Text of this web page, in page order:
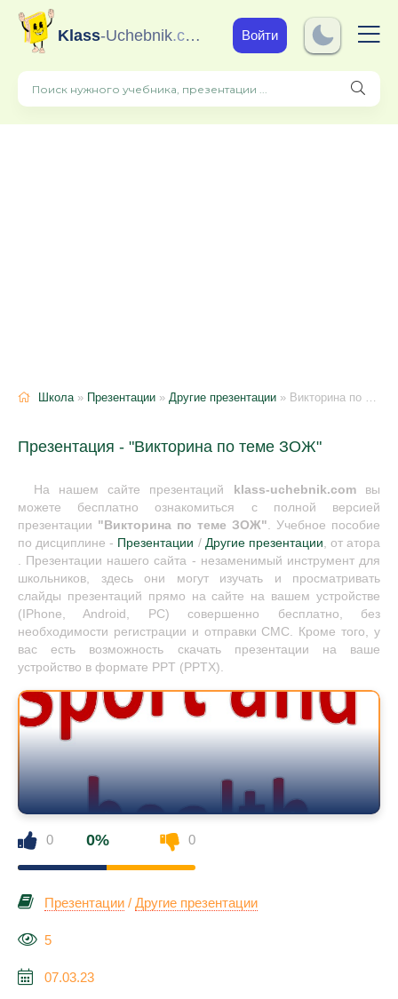
Klass-Uchebnik.com Войти
Школа» Презентации » Другие презентации » Викторина по теме ЗОЖ
Презентация - "Викторина по теме ЗОЖ"
На нашем сайте презентаций klass-uchebnik.comвы
можете бесплатно ознакомиться с полной версией
презентации "Викторина по теме ЗОЖ". Учебное пособие
по дисциплине - Презентации / Другие презентации, от атора
. Презентации нашего сайта - незаменимый инструмент для
школьников, здесь они могут изучать и просматривать
слайды презентаций прямо на сайте на вашем устройстве
(IPhone, Android, PC) совершенно бесплатно, без
необходимости регистрации и отправки СМС. Кроме того, у
вас есть возможность скачать презентации на ваше
устройство в формате PPT (PPTX).
0 0% 0
Презентации / Другие презентации
5
07.03.23